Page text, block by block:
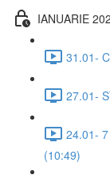
IANUARIE
31.01-
27.01-
24.01-
(10:49)